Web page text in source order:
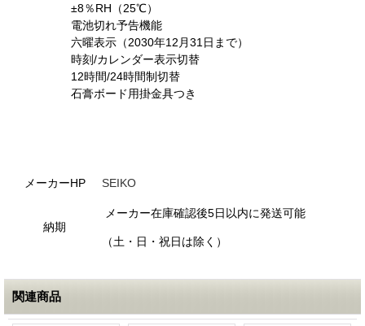
±8％RH（25℃）
電池切れ予告機能
六曜表示（2030年12月31日まで）
時刻/カレンダー表示切替
12時間/24時間制切替
石膏ボード用掛金具つき
メーカーHP SEIKO
納期
メーカー在庫確認後5日以内に発送可能
（土・日・祝日は除く）
関連商品